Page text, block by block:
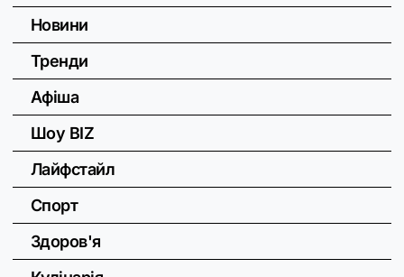
Новини
Тренди
Афіша
Шоу BIZ
Лайфстайл
Спорт
Здоров'я